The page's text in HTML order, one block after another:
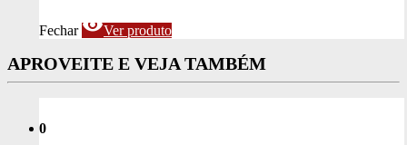
Fechar visibilityVer produto
APROVEITE E VEJA TAMBÉM
0